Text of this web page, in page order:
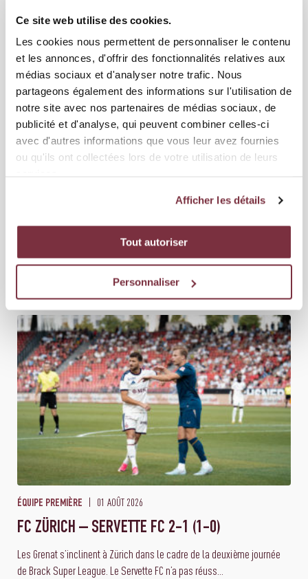
Ce site web utilise des cookies.
Les cookies nous permettent de personnaliser le contenu
et les annonces, d'offrir des fonctionnalités relatives aux
médias sociaux et d'analyser notre trafic. Nous
partageons également des informations sur l'utilisation de
notre site avec nos partenaires de médias sociaux, de
publicité et d'analyse, qui peuvent combiner celles-ci
avec d'autres informations que vous leur avez fournies
ou qu'ils ont collectées lors de votre utilisation de leurs
Afficher les détails
Tout autoriser
Personnaliser
SAVE THE DATE : 20 AOÛT 18H AU STADE DES
Charmilles le jeudi 20 août à 18h. Le club vous atten...
ÉQUIPE PREMIÈRE 01 AOÛT 2026
FC ZÜRICH – SERVETTE FC 2-1 (1-0)
Les Grenat s’inclinent à Zürich dans le cadre de la deuxième journée
de Brack Super League. Le Servette FC n’a pas réuss...